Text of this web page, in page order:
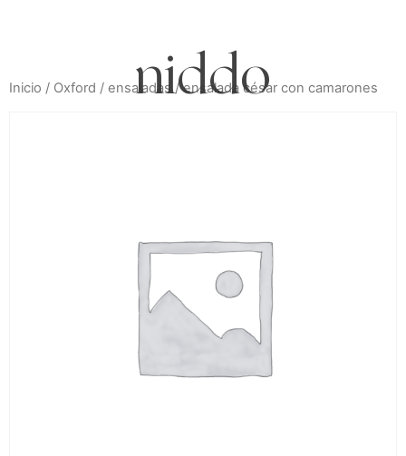
niddo
Inicio / Oxford / ensaladas / ensalada césar con camarones